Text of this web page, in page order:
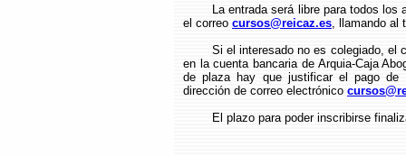
La entrada será libre para todos los
el correo cursos@reicaz.es, llamando al
Si el interesado no es colegiado, el
en la cuenta bancaria de Arquia-Caja
de plaza hay que justificar el pago de
dirección de correo electrónico
El plazo para poder inscribirse